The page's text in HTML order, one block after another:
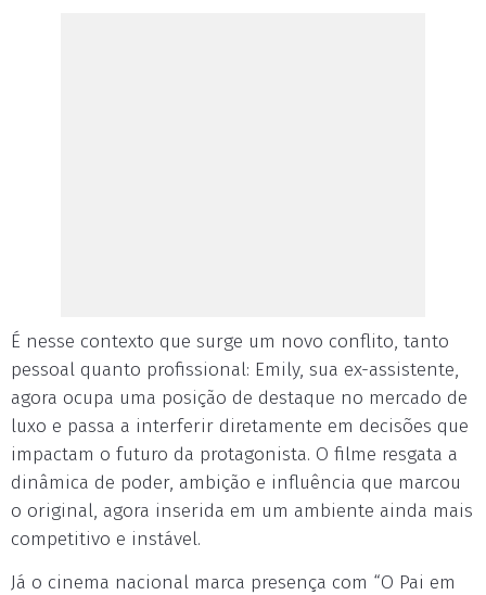
É nesse contexto que surge um novo conflito, tanto
pessoal quanto profissional: Emily, sua ex-assistente,
agora ocupa uma posição de destaque no mercado de
luxo e passa a interferir diretamente em decisões que
impactam o futuro da protagonista. O filme resgata a
dinâmica de poder, ambição e influência que marcou
o original, agora inserida em um ambiente ainda mais
competitivo e instável.
Já o cinema nacional marca presença com “O Pai em